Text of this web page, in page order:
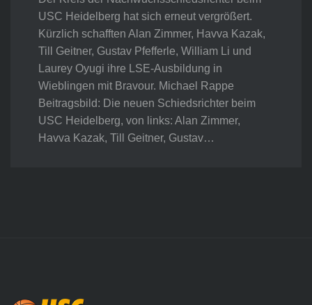
USC Heidelberg hat sich erneut vergrößert.
Kürzlich schafften Alan Zimmer, Havva Kazak,
Till Geitner, Gustav Pfefferle, William Li und
Laurey Oyugi ihre LSE-Ausbildung in
Wieblingen mit Bravour. Michael Rappe
Beitragsbild: Die neuen Schiedsrichter beim
USC Heidelberg, von links: Alan Zimmer,
Havva Kazak, Till Geitner, Gustav…